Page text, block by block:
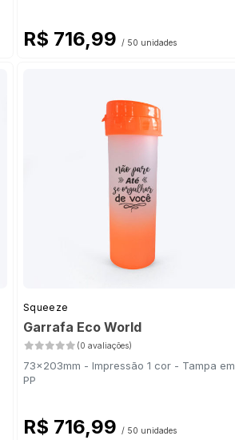
R$ 716,99 / 50 unidades
Squeeze
Garrafa Eco World
(0 avaliações)
73x203mm - Impressão 1 cor - Tampa em
PP
R$ 716,99 / 50 unidades